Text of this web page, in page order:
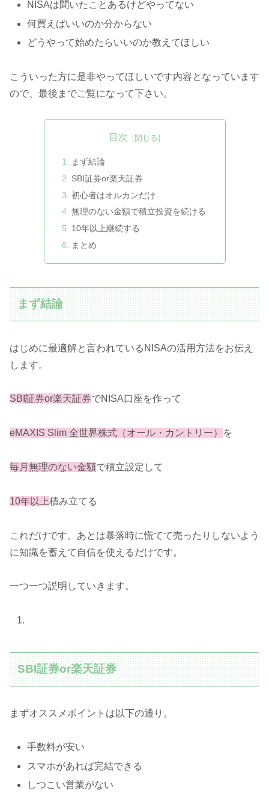
NISAは聞いたことあるけどやってない
何買えばいいのか分からない
どうやって始めたらいいのか教えてほしい
こういった方に是非やってほしいです内容となっています
ので、最後までご覧になって下さい。
目次
まず結論
SBI証券or楽天証券
初心者はオルカンだけ
無理のない金額で積立投資を続ける
10年以上継続する
まとめ
まず結論
はじめに最適解と言われているNISAの活用方法をお伝え
します。
SBI証券or楽天証券でNISA口座を作って
eMAXIS Slim 全世界株式（オール・カントリー） を
毎月 無理のない金額で積立設定して
10年以上積み立てる
これだけです。あとは暴落時に慌てて売ったりしないよう
に知識を蓄えて自信を使えるだけです。
一つ一つ説明していきます。
SBI証券or楽天証券
まずオススメポイントは以下の通り。
手数料が安い
スマホがあれば完結できる
しつこい営業がない